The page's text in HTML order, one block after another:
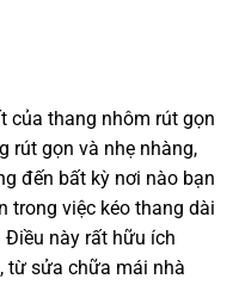
của thang nhôm rút gọn
rút gọn và nhẹ nhàng,
đến bất kỳ nơi nào bạn
trong việc kéo thang dài
này rất hữu ích
từ sửa chữa mái nhà